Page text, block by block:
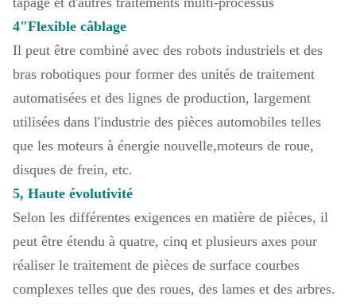
4"Flexible câblage
Il peut être combiné avec des robots industriels et des
bras robotiques pour former des unités de traitement
automatisées et des lignes de production, largement
utilisées dans l'industrie des pièces automobiles telles
que les moteurs à énergie nouvelle,moteurs de roue,
disques de frein, etc.
5, Haute évolutivité
Selon les différentes exigences en matière de pièces, il
peut être étendu à quatre, cinq et plusieurs axes pour
réaliser le traitement de pièces de surface courbes
complexes telles que des roues, des lames et des arbres.